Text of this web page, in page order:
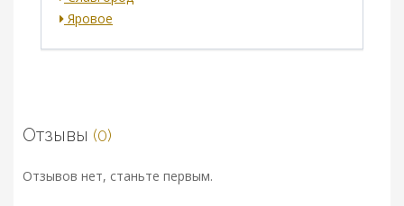
Яровое
Отзывы (0)
Отзывов нет, станьте первым.